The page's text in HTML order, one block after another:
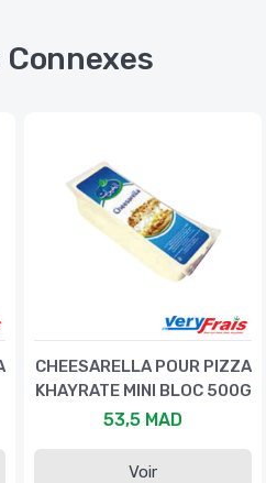
CHEESARELLA POUR PIZZA
KHAYRATE MINI BLOC 500G
53,5 MAD
Voir